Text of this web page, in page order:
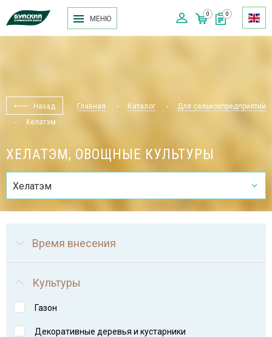
МЕНЮ
0 0
Назад Главная Каталог
Для сельхозпредприятий
Хелатэм
ХЕЛАТЭМ, ОВОЩНЫЕ КУЛЬТУРЫ
Хелатэм
Время внесения
Культуры
Газон
Декоративные деревья и кустарники